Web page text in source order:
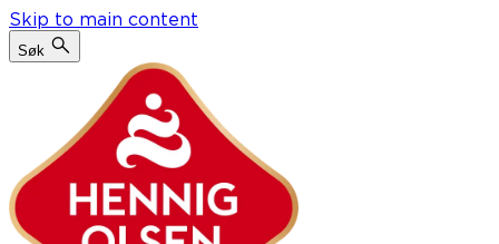
Skip to main content
Søk